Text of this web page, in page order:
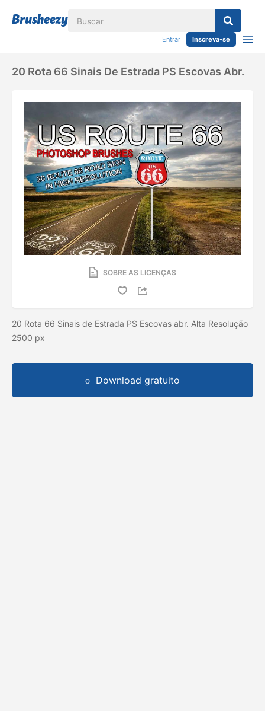
Entrar Inscreva-se
20 Rota 66 Sinais De Estrada PS Escovas Abr.
SOBRE AS LICENÇAS
20 Rota 66 Sinais de Estrada PS Escovas abr. Alta Resolução
2500 px
Download gratuito